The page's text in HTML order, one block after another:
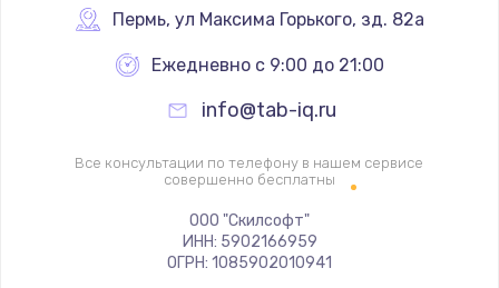
Заказать
Восстановление после попадания влаги
2800 руб.
1900 руб.
Заказать
Пермь, ул Максима Горького, зд. 82а
Ежедневно с 9:00 до 21:00
info@tab-iq.ru
Все консультации по телефону в нашем сервисе
совершенно бесплатны
ООО "Скилсофт"
ИНН: 5902166959
ОГРН: 1085902010941